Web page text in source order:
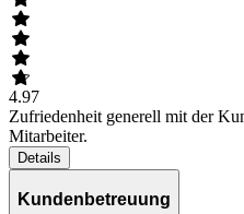
4.97
Zufriedenheit generell mit der
Mitarbeiter.
Details
Kundenbetreuung